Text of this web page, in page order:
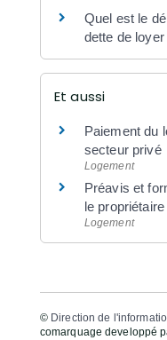
Quel est le
dette de loyer
Et aussi
Paiement du
secteur privé
Logement
Préavis et
le
Logement
© Direction de
comarquage developpé